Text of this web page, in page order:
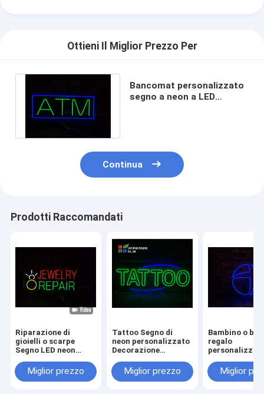
Ottieni Il Miglior Prezzo Per
Bancomat personalizzato
segno a neon a LED
Continua
Prodotti Raccomandati
Riparazione di
gioielli o scarpe
Segno LED neon
Decorazione interna
Acrilico DC12V
Miglior prezzo
Tattoo Segno di
neon personalizzato
Decorazione
Segno di neon a LED
Segno acrilico
Miglior prezzo
Bambino o
regalo
decorazione
acrilico
Miglior